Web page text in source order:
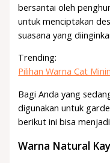
bersantai oleh
untuk menciptakan
suasana yang
Trending:
Pilihan Warna Cat
Bagi Anda yang
digunakan untuk
berikut ini bisa
Warna Natural